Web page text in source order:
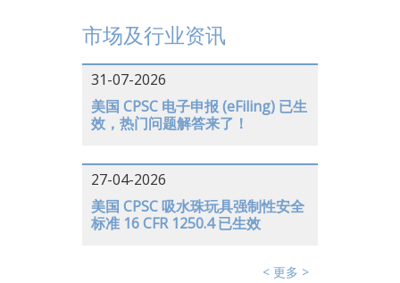
市场及行业资讯
31-07-2026
美国 CPSC 电子申报 (eFiling) 已生
效，热门问题解答来了！
27-04-2026
美国 CPSC 吸水珠玩具强制性安全
标准 16 CFR 1250.4 已生效
< 更多 >